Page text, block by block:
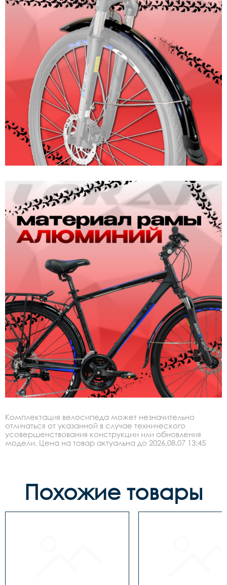
Комплектация велосипеда может незначительно
отличаться от указанной в случае технического
усовершенствования конструкции или обновления
модели. Цена на товар актуальна до 2026.08.07 13:45
Похожие товары